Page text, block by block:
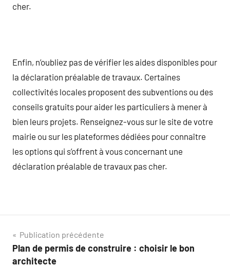
cher.
Enfin, n’oubliez pas de vérifier les aides disponibles pour
la déclaration préalable de travaux. Certaines
collectivités locales proposent des subventions ou des
conseils gratuits pour aider les particuliers à mener à
bien leurs projets. Renseignez-vous sur le site de votre
mairie ou sur les plateformes dédiées pour connaître
les options qui s’offrent à vous concernant une
déclaration préalable de travaux pas cher.
Navigation
de
Publication précédente
Plan de permis de construire : choisir le bon
architecte